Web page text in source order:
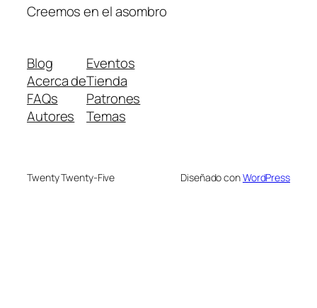
Creemos en el asombro
Blog
Acerca de
FAQs
Autores
Eventos
Tienda
Patrones
Temas
Twenty Twenty-Five Diseñado conWordPress